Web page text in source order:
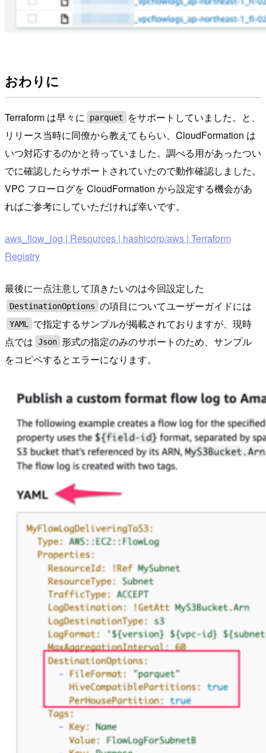
おわりに
Terraform は早々に parquet
をサポートしていました。と、
リリース当時に同僚から教えてもらい、CloudFormation は
いつ対応するのかと待っていました。調べる用があったつい
でに確認したらサポートされていたので動作確認しました。
VPC フローログを CloudFormation から設定する機会があ
ればご参考にしていただければ幸いです。
aws_flow_log | Resources | hashicorp/aws | Terraform
Registry
最後に一点注意して頂きたいのは今回設定した
DestinationOptions の項目についてユーザーガイドには
YAML
で指定するサンプルが掲載されておりますが、現時
点では Json 形式の指定のみのサポートのため、サンプル
をコピペするとエラーになります。